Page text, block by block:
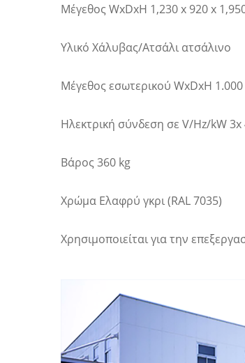
Μέγεθος WxDxH 1,230 x 920 x
Υλικό Χάλυβας/Ατσάλι ατσάλινο
Μέγεθος εσωτερικού WxDxH
Ηλεκτρική σύνδεση σε V/Hz/kW
Βάρος 360 kg
Χρώμα Ελαφρύ γκρι (RAL 7035)
Χρησιμοποιείται για την